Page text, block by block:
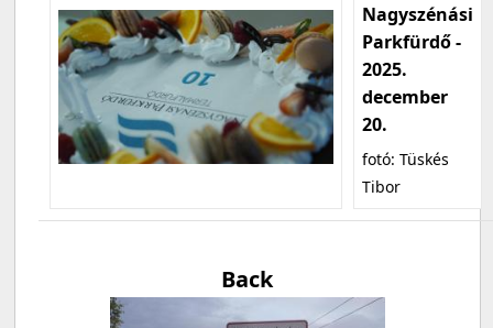
Nagyszénási
Parkfürdő -
2025.
december
20.
fotó: Tüskés
Tibor
Back